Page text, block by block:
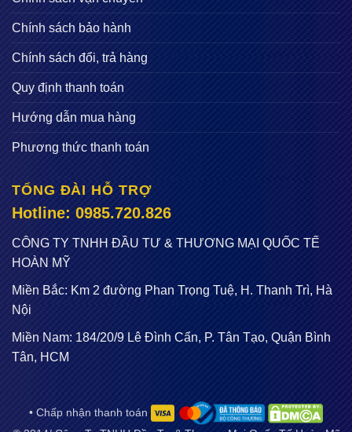
Chính sách bảo hành
Chính sách đổi, trả hàng
Quy định thanh toán
Hướng dẫn mua hàng
Phương thức thanh toán
TỔNG ĐÀI HỖ TRỢ
Hotline: 0985.720.826
CÔNG TY TNHH ĐẦU TƯ & THƯƠNG MẠI QUỐC TẾ
HOÀN MỸ
Miền Bắc: Km 2 đường Phan Trọng Tuệ, H. Thanh Trì, Hà
Nội
Miền Nam: 184/20/9 Lê Đình Cẩn, P. Tân Tạo, Quận Bình
Tân, HCM
• Chấp nhận thanh toán